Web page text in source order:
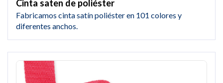
Cinta saten de poliéster
Fabricamos cinta satín poliéster en 101 colores y
diferentes anchos.